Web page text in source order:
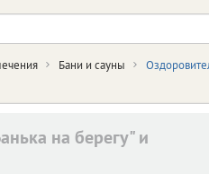
Бани и сауны
на берегу" и